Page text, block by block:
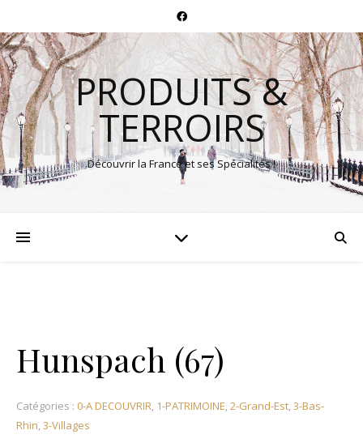
PRODUITS &
TERROIRS
Découvrir la France et ses Spécialités !
Hunspach (67)
Catégories : 0-A DECOUVRIR, 1-PATRIMOINE,2-Grand-Est,3-Bas-
Rhin,3-Villages